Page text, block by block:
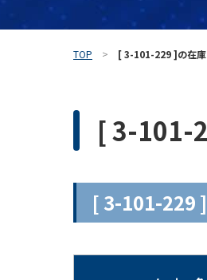
TOP [ 3-101-229 ]の在
[ 3-101-
[ 3-101-229